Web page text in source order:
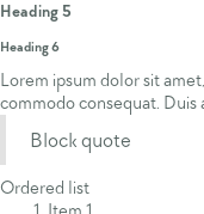
Heading 5
Heading 6
Lorem ipsum dolor sit
commodo consequat.
Block quote
Ordered list